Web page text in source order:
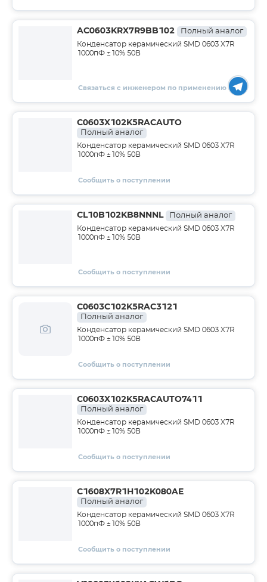
AC0603KRX7R9BB102 Полный аналог
Конденсатор керамический SMD 0603 X7R
1000пФ ±10% 50В
Связаться с инженером по применению
C0603X102K5RACAUTO
Полный аналог
Конденсатор керамический SMD 0603 X7R
1000пФ ±10% 50В
Сообщить о поступлении
CL10B102KB8NNNL Полный аналог
Конденсатор керамический SMD 0603 X7R
1000пФ ±10% 50В
Сообщить о поступлении
C0603C102K5RAC3121
Полный аналог
Конденсатор керамический SMD 0603 X7R
1000пФ ±10% 50В
Сообщить о поступлении
C0603X102K5RACAUTO7411
Полный аналог
Конденсатор керамический SMD 0603 X7R
1000пФ ±10% 50В
Сообщить о поступлении
C1608X7R1H102K080AE
Полный аналог
Конденсатор керамический SMD 0603 X7R
1000пФ ±10% 50В
Сообщить о поступлении